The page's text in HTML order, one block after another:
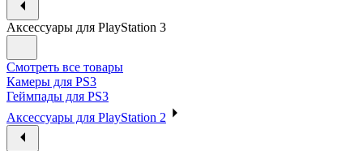
Аксессуары для PlayStation 3
Смотреть все товары
Камеры для PS3
Геймпады для PS3
Аксессуары для PlayStation 2